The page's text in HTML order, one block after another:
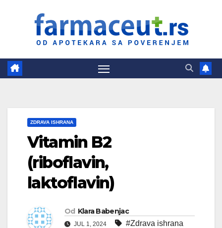
ZDRAVA ISHRANA
Vitamin B2
(riboflavin,
laktoflavin)
Od Klara Babenjac
JUL 1, 2024 #Zdrava ishrana